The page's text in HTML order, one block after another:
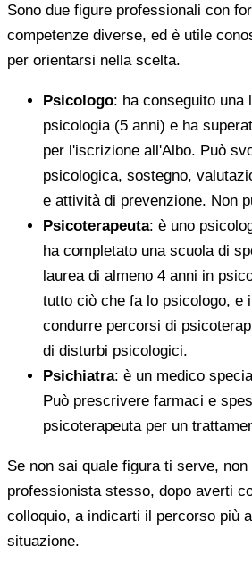
Sono due figure professionali con
competenze diverse, ed è utile
per orientarsi nella scelta.
Psicologo: ha conseguito una
psicologia (5 anni) e ha
per l'iscrizione all'Albo. Può
psicologica, sostegno,
e attività di prevenzione. Non
Psicoterapeuta: è uno
ha completato una scuola di
laurea di almeno 4 anni in
tutto ciò che fa lo psicologo, e
condurre percorsi di
di disturbi psicologici.
Psichiatra: è un medico
Può prescrivere farmaci e
psicoterapeuta per un
Se non sai quale figura ti serve,
professionista stesso, dopo averti
colloquio, a indicarti il percorso più
situazione.